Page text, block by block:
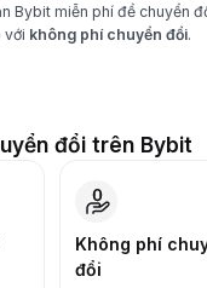
Bybit miễn phí để chuyển
với không phí chuyển đổi.
đổi trên Bybit
Không phí
đổi